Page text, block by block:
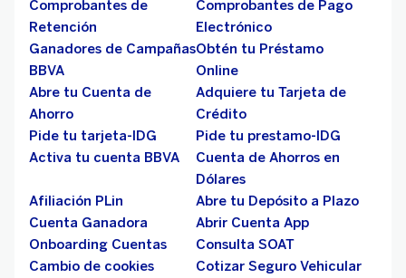
Comprobantes de
Retención
Comprobantes de Pago
Electrónico
Ganadores de Campañas
BBVA
Obtén tu Préstamo
Online
Abre tu Cuenta de
Ahorro
Adquiere tu Tarjeta de
Crédito
Pide tu tarjeta-IDG
Pide tu prestamo-IDG
Activa tu cuenta BBVA
Cuenta de Ahorros en
Dólares
Afiliación PLin
Abre tu Depósito a Plazo
Cuenta Ganadora
Abrir Cuenta App
Onboarding Cuentas
Consulta SOAT
Cambio de cookies
Cotizar Seguro Vehicular